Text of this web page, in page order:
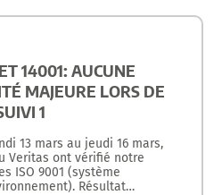
14001: AUCUNE
MAJEURE LORS DE
1
13 mars au jeudi 16 mars,
Veritas ont vérifié notre
ISO 9001 (système
Résultat…